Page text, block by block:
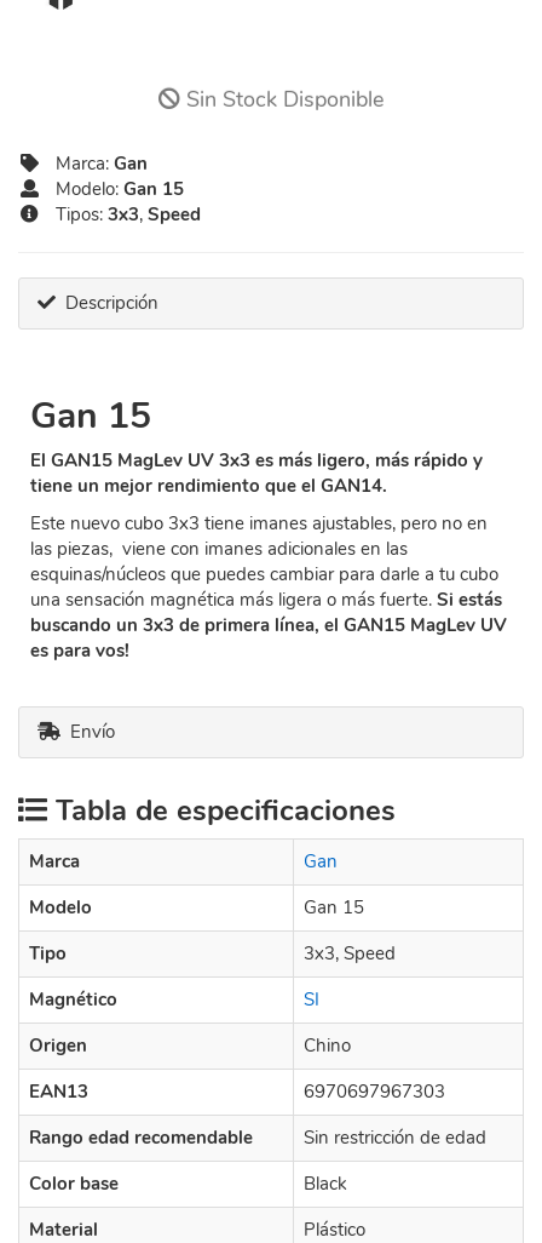
Sin Stock Disponible
Marca: Gan
Modelo: Gan 15
Tipos: 3x3, Speed
Descripción
Gan 15
El GAN15 MagLev UV 3x3 es más ligero, más rápido y
tiene un mejor rendimiento que el GAN14.
Este nuevo cubo 3x3 tiene imanes ajustables, pero no en
las piezas, viene con imanes adicionales en las
esquinas/núcleos que puedes cambiar para darle a tu cubo
una sensación magnética más ligera o más fuerte. Si estás
buscando un 3x3 de primera línea, el GAN15 MagLev UV
es para vos!
Envío
Tabla de especificaciones
Marca
Gan
Modelo
Gan 15
Tipo
3x3, Speed
Magnético
SI
Origen
Chino
EAN13
6970697967303
Rango edad recomendable
Sin restricción de edad
Color base
Black
Material
Plástico